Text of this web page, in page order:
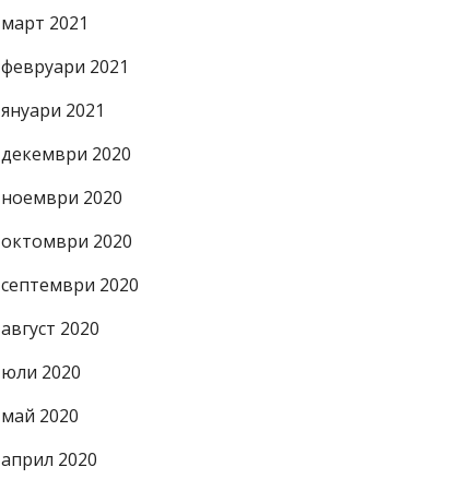
март 2021
февруари 2021
януари 2021
декември 2020
ноември 2020
октомври 2020
септември 2020
август 2020
юли 2020
май 2020
април 2020